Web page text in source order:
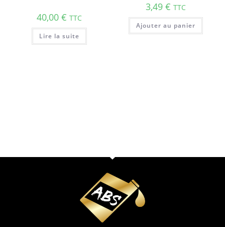
40,00€ TTC
Lire la suite
3,49 € TTC
Ajouter au panier